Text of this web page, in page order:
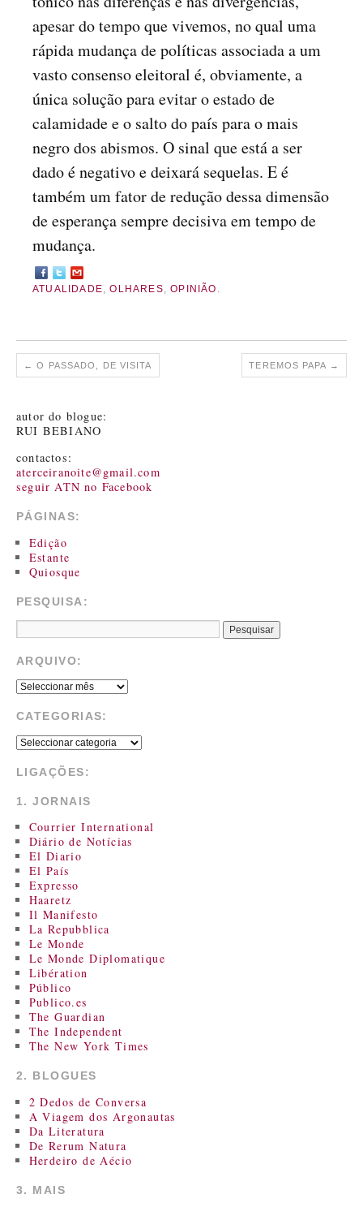
apesar do tempo que vivemos, no qual uma
rápida mudança de políticas associada a um
vasto consenso eleitoral é, obviamente, a
única solução para evitar o estado de
calamidade e o salto do país para o mais
negro dos abismos. O sinal que está a ser
dado é negativo e deixará sequelas. E é
também um fator de redução dessa dimensão
de esperança sempre decisiva em tempo de
mudança.
ATUALIDADE ,OLHARES ,OPINIÃO
← O PASSADO, DE VISITA TEREMOS PAPA →
autor do blogue:
RUI BEBIANO
contactos:
aterceiranoite@gmail.com
seguir ATN no Facebook
PÁGINAS:
Edição
Estante
Quiosque
PESQUISA:
ARQUIVO:
CATEGORIAS:
LIGAÇÕES:
1. JORNAIS
Courrier International
Diário de Notícias
El Diario
El País
Expresso
Haaretz
Il Manifesto
La Repubblica
Le Monde
Le Monde Diplomatique
Libération
Público
Publico.es
The Guardian
The Independent
The New York Times
2. BLOGUES
2 Dedos de Conversa
A Viagem dos Argonautas
Da Literatura
De Rerum Natura
Herdeiro de Aécio
3. MAIS